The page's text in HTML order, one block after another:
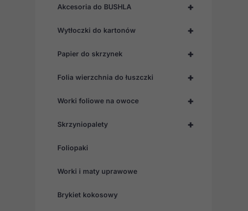
+
Akcesoria do BUSHLA
+
Wytłoczki do kartonów
+
Papier do skrzynek
+
Folia wierzchnia do łuszczki
+
Worki foliowe na owoce
+
Skrzyniopalety
Foliopaki
Worki i maty uprawowe
Brykiet kokosowy